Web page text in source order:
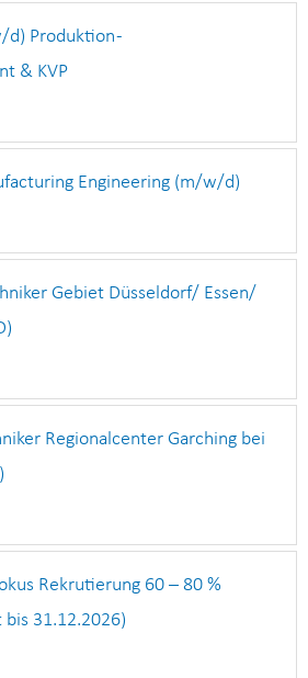
Produktion -
& KVP
Engineering (m/w/d)
Gebiet Düsseldorf/ Essen/
Regionalcenter Garching bei
Rekrutierung 60 – 80 %
31.12.2026)